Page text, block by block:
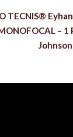
TECNIS®
– 1